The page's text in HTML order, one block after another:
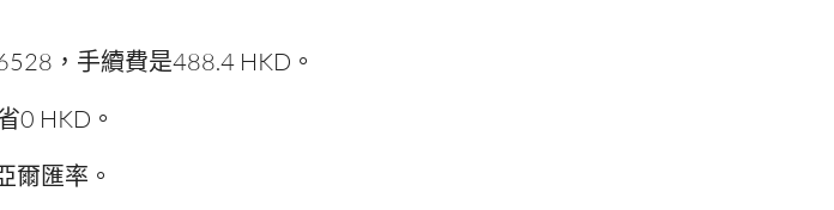
，手續費是488.4 HKD。
0 HKD。
爾匯率。